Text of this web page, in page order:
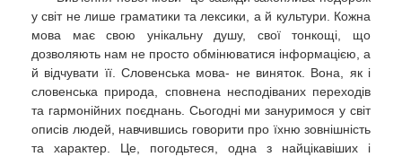
у світ не лише граматики та лексики, а й культури. Кожна
мова має свою унікальну душу, свої тонкощі, що
дозволяють нам не просто обмінюватися інформацією, а
й відчувати її. Словенська мова- не виняток. Вона, як і
словенська природа, сповнена несподіваних переходів
та гармонійних поєднань. Сьогодні ми зануримося у світ
описів людей, навчившись говорити про їхню зовнішність
та характер. Це, погодьтеся, одна з найцікавіших і